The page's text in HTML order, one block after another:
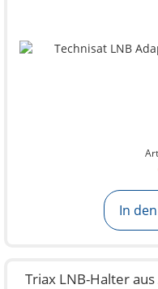
In
Triax LNB-Halter